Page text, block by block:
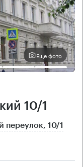
Еще фото
10/1
переулок, 10/1